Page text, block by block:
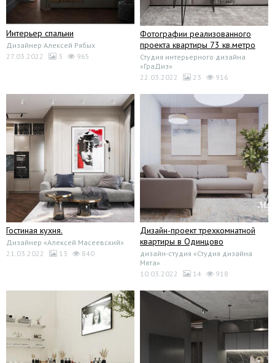
Интерьер спальни
Дизайнер Алексей Рябых
27.03.2022
3 965
Фотографии реализованного
проекта квартиры 73 кв.метро
Студия интерьерного дизайнa
«ГраДиз»
22.03.2022
23 916
Гостиная кухня.
Дизайнер «Алексей Масеевский»
21.03.2022
13 840
Дизайн-проект трехкомнатной
квартиры в Одинцово
дизайн-студия «Студия дизайна
Мята»
10.03.2022
14 918